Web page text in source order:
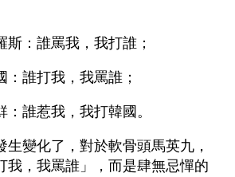
誰罵我，我打誰；
打我，我罵誰；
惹我，我打韓國。
生變化了，對於軟骨頭馬英九，
我，我罵誰」，而是肆無忌憚的